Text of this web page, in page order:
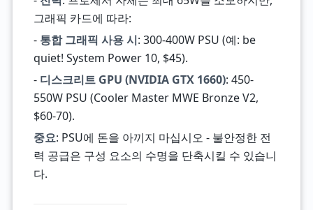
그래픽 카드에 따라:
- 통합 그래픽 사용 시: 300-400W PSU (예: be
quiet! System Power 10, $45).
- 디스크리트 GPU (NVIDIA GTX 1660): 450-
550W PSU (Cooler Master MWE Bronze V2,
$60-70).
중요: PSU에 돈을 아끼지 마십시오 - 불안정한 전
력 공급은 구성 요소의 수명을 단축시킬 수 있습니
다.